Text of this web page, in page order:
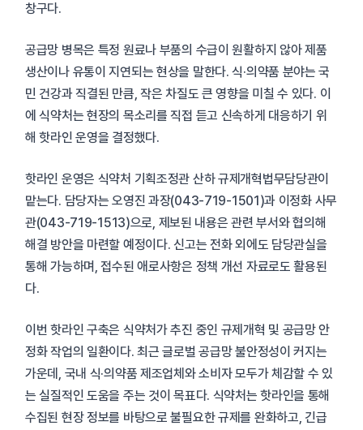
창구다.
공급망 병목은 특정 원료나 부품의 수급이 원활하지 않아 제품
생산이나 유통이 지연되는 현상을 말한다. 식·의약품 분야는 국
민 건강과 직결된 만큼, 작은 차질도 큰 영향을 미칠 수 있다. 이
에 식약처는 현장의 목소리를 직접 듣고 신속하게 대응하기 위
해 핫라인 운영을 결정했다.
핫라인 운영은 식약처 기획조정관 산하 규제개혁법무담당관이
맡는다. 담당자는 오영진 과장(043-719-1501)과 이정화 사무
관(043-719-1513)으로, 제보된 내용은 관련 부서와 협의해
해결 방안을 마련할 예정이다. 신고는 전화 외에도 담당관실을
통해 가능하며, 접수된 애로사항은 정책 개선 자료로도 활용된
다.
이번 핫라인 구축은 식약처가 추진 중인 규제개혁 및 공급망 안
정화 작업의 일환이다. 최근 글로벌 공급망 불안정성이 커지는
가운데, 국내 식·의약품 제조업체와 소비자 모두가 체감할 수 있
는 실질적인 도움을 주는 것이 목표다. 식약처는 핫라인을 통해
수집된 현장 정보를 바탕으로 불필요한 규제를 완화하고, 긴급